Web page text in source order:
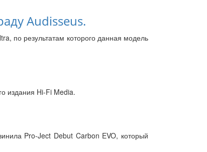
Audisseus.
по результатам которого данная модель
издания Hi-Fi Media.
Pro-Ject Debut Carbon EVO, который